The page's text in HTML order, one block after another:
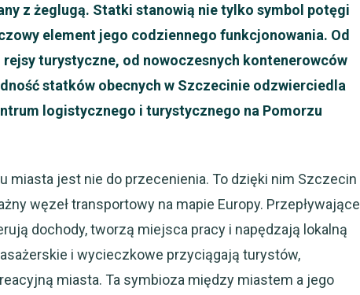
z żeglugą. Statki stanowią nie tylko symbol potęgi
element jego codziennego funkcjonowania. Od
turystyczne, od nowoczesnych kontenerowców
statków obecnych w Szczecinie odzwierciedla
logistycznego i turystycznego na Pomorzu
miasta jest nie do przecenienia. To dzięki nim Szczecin
węzeł transportowy na mapie Europy. Przepływające
dochody, tworzą miejsca pracy i napędzają lokalną
i wycieczkowe przyciągają turystów,
miasta. Ta symbioza między miastem a jego